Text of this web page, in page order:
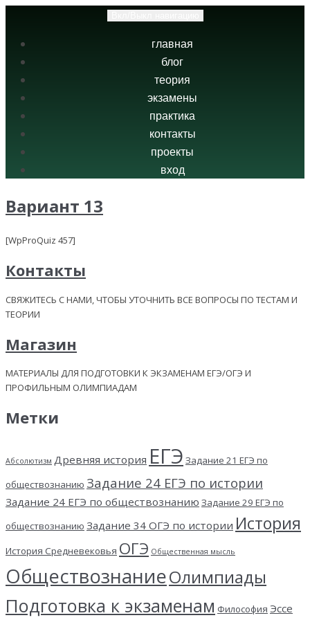
главная
блог
теория
экзамены
практика
контакты
проекты
вход
Вариант 13
[WpProQuiz 457]
Контакты
СВЯЖИТЕСЬ С НАМИ, ЧТОБЫ УТОЧНИТЬ ВСЕ ВОПРОСЫ ПО ТЕСТАМ И
ТЕОРИИ
Магазин
МАТЕРИАЛЫ ДЛЯ ПОДГОТОВКИ К ЭКЗАМЕНАМ ЕГЭ/ОГЭ И
ПРОФИЛЬНЫМ ОЛИМПИАДАМ
Метки
Абсолютизм Древняя история ЕГЭ Задание 21 ЕГЭ по
обществознанию Задание 24 ЕГЭ по истории
Задание 24 ЕГЭ по обществознанию Задание 29 ЕГЭ по
обществознанию Задание 34 ОГЭ по истории История
История Средневековья ОГЭ Общественная мысль
ОбществознаниеОлимпиады
Подготовка к экзаменам Философия Эссе